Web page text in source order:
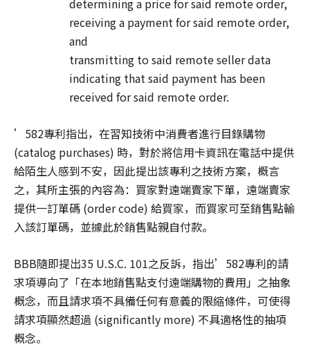
receiving a payment for said remote order,
and
transmitting to said remote seller data
indicating that said payment has been
received for said remote order.
’582專利指出，在習知技術中消費者進行目錄購物
(catalog purchases) 時，對於將信用卡資訊在電話中提供
給陌生人感到不安，因此提出該專利之技術方案，概言
之，其所主張的內容為：買家對遠端賣家下單，遠端賣家
提供一訂單碼 (order code) 給買家，而買家可至銷售點輸
入該訂單碼，並據此於銷售點親自付款。
BBB隨即提出35 U.S.C. 101之反訴，指出’582專利的請
求項導向了「在本地銷售點支付遠端購物的費用」之抽象
概念，而且請求項不具備任何有意義的限縮條件，可使得
請求項顯然超過 (significantly more) 不具適格性的抽項
概念。